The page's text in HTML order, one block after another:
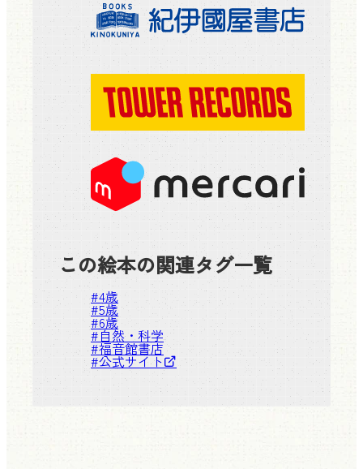
この絵本の関連タグ一覧
#4歳
#5歳
#6歳
#自然・科学
#福音館書店
#公式サイト